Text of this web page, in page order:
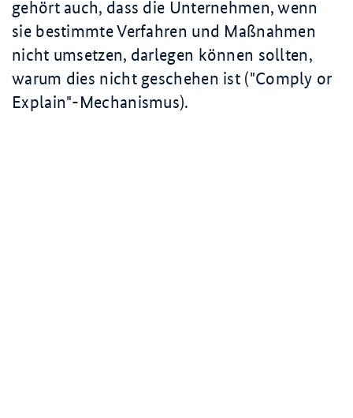
gehört auch, dass die Unternehmen, wenn
sie bestimmte Verfahren und Maßnahmen
nicht umsetzen, darlegen können sollten,
warum dies nicht geschehen ist ("Comply or
Explain"-Mechanismus).